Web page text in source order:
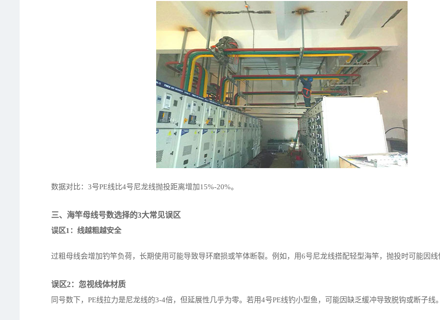
数据对比：3号PE线比4号尼龙线抛投距离增加15%-20%。
三、海竿母线号数选择的3大常见误区
误区1：线越粗越安全
过粗母线会增加钓竿负荷，长期使用可能导致导环磨损或竿体断裂。例如，用6号尼龙线搭配轻型海竿，抛投时可能因
误区2：忽视线体材质
同号数下，PE线拉力是尼龙线的3-4倍，但延展性几乎为零。若用4号PE线钓小型鱼，可能因缺乏缓冲导致脱钩或断子线